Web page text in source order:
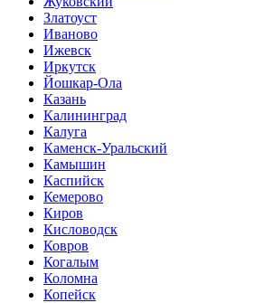
Златоуст
Иваново
Ижевск
Иркутск
Йошкар-Ола
Казань
Калининград
Калуга
Каменск-Уральский
Камышин
Каспийск
Кемерово
Киров
Кисловодск
Ковров
Когалым
Коломна
Копейск